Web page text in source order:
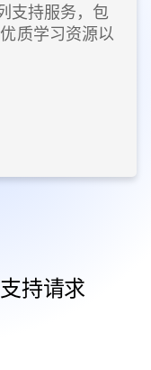
支持服务，包
质学习资源以
持请求